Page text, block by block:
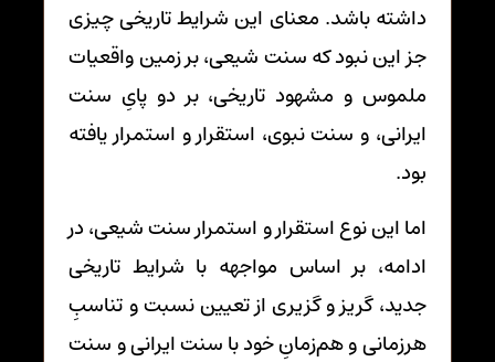
داشته باشد. معنای این شرایط تاریخی چیزی
جز این نبود که سنت شیعی، بر زمین واقعیات
ملموس و مشهود تاریخی، بر دو پایِ سنت
ایرانی، و سنت نبوی، استقرار و استمرار یافته
بود.
اما این نوع استقرار و استمرار سنت شیعی، در
ادامه، بر اساس مواجهه با شرایط تاریخی
جدید، گریز و گزیری از تعیین نسبت و تناسبِ
هرزمانی و هم‌زمانِ خود با سنت ایرانی و سنت